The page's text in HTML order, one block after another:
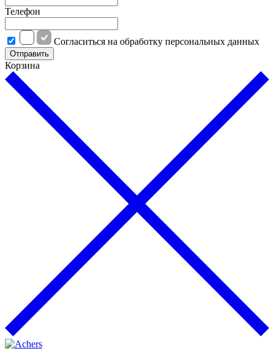
Телефон
Cогласиться на обработку персональных данных
Отправить
Корзина